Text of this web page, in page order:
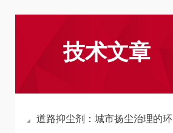
技术文章
道路抑尘剂：城市扬尘治理的环保实用方案